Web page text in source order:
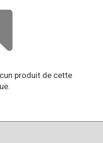
produit de cette